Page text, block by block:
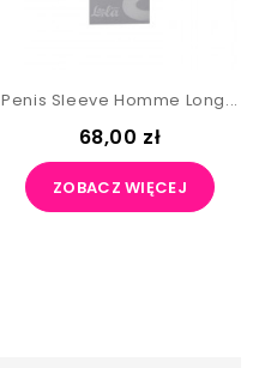
Penis Sleeve Homme Long...
68,00 zł
ZOBACZ WIĘCEJ